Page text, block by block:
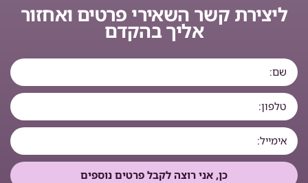
ליצירת קשר השאירי פרטים ואחזור
אליך בהקדם
כן, אני רוצה לקבל פרטים נוספים